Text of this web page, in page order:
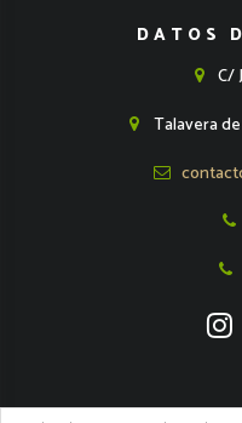
DATOS
C/
Talavera